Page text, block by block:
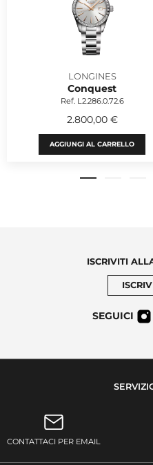
LONGINES
Conquest
Ref. L2.286.0.72.6
2.800,00 €
AGGIUNGI AL CARRELLO
ISCRIVITI
SEGUICI
CONTATTACI PER EMAIL